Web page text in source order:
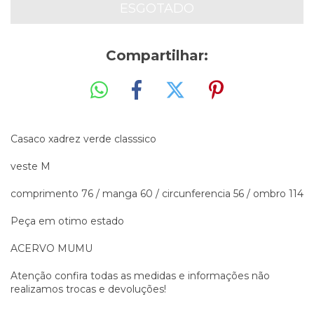
Compartilhar:
Casaco xadrez verde classsico
veste M
comprimento 76 / manga 60 / circunferencia 56 / ombro 114
Peça em otimo estado
ACERVO MUMU
Atenção confira todas as medidas e informações não
realizamos trocas e devoluções!